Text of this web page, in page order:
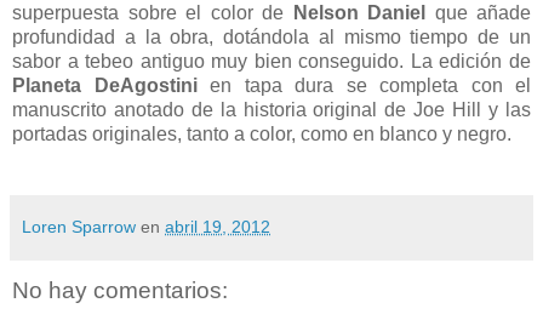
superpuesta sobre el color de
Nelson Daniel
que añade
profundidad a la obra, dotándola al mismo tiempo de un
sabor a tebeo antiguo muy bien conseguido. La edición de
Planeta DeAgostinien tapa dura se completa con el
manuscrito anotado de la historia original de Joe Hill y las
portadas originales, tanto a color, como en blanco y negro.
Loren Sparrow en abril 19, 2012
No hay comentarios: